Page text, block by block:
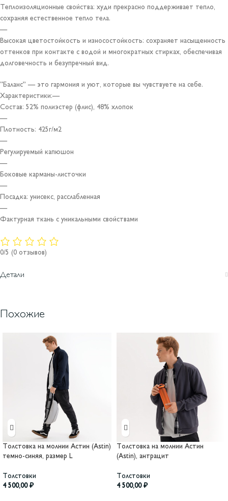
Теплоизоляционные свойства: худи прекрасно поддерживает тепло,
сохраняя естественное тепло тела.
—
Высокая цветостойкость и износостойкость: сохраняет насыщенность
оттенков при контакте с водой и многократных стирках, обеспечивая
долговечность и безупречный вид.
“Баланс” — это гармония и уют, которые вы чувствуете на себе.
Характеристики:—
Состав: 52% полиэстер (флис), 48% хлопок
—
Плотность: 425г/м2
—
Регулируемый капюшон
—
Боковые карманы-листочки
—
Посадка: унисекс, расслабленная
—
Фактурная ткань с уникальными свойствами
0/5 (0 отзывов)
Детали
Похожие
Толстовка на молнии Астин (Astin)
темно-синяя, размер L
Толстовки
4 500,00 ₽
Толстовка на молнии Астин
(Astin), антрацит
Толстовки
4 500,00 ₽